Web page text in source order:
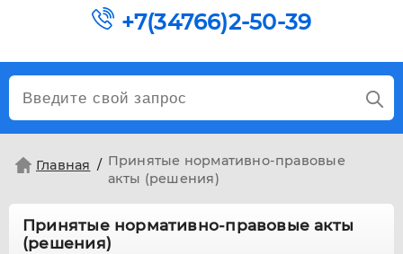
+7(34766)2-50-39
Главная
Принятые нормативно-правовые
акты (решения)
Принятые нормативно-правовые акты
(решения)